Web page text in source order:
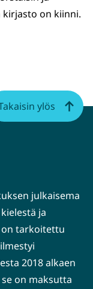
kirjasto on kiinni.
julkaisema
ja
on tarkoitettu
2018 alkaen
on maksutta
ylös